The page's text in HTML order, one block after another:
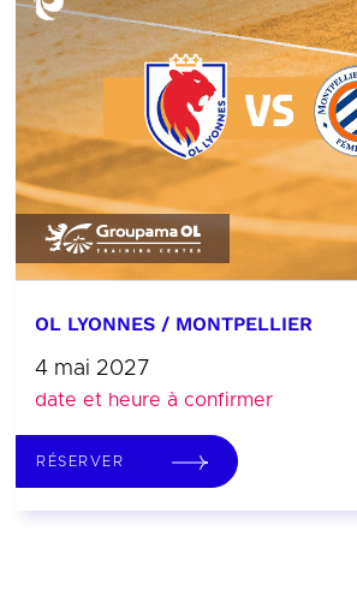
OL LYONNES / MONTPELLIER
4 mai 2027
date et heure à confirmer
RÉSERVER